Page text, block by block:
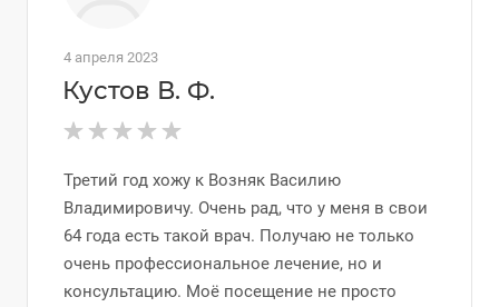
4 апреля 2023
Кустов В. Ф.
Третий год хожу к Возняк Василию
Владимировичу. Очень рад, что у меня в свои
64 года есть такой врач. Получаю не только
очень профессиональное лечение, но и
консультацию. Моё посещение не просто